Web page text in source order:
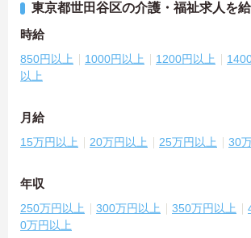
東京都世田谷区の介護・福祉求人を
時給
850円以上 1000円以上 1200円以上
以上
月給
15万円以上 20万円以上 25万円以上 30
年収
250万円以上 300万円以上 350万円以上
0万円以上